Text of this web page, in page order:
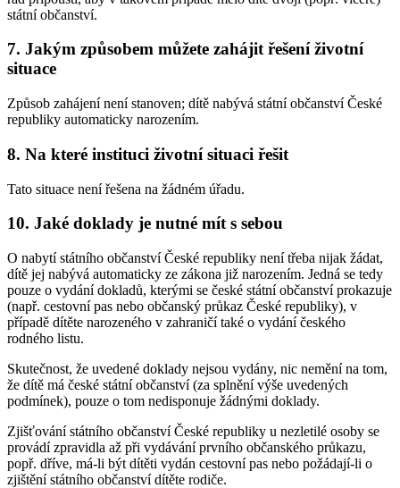
státní občanství.
7. Jakým způsobem můžete zahájit řešení životní
situace
Způsob zahájení není stanoven; dítě nabývá státní občanství České
republiky automaticky narozením.
8. Na které instituci životní situaci řešit
Tato situace není řešena na žádném úřadu.
10. Jaké doklady je nutné mít s sebou
O nabytí státního občanství České republiky není třeba nijak žádat,
dítě jej nabývá automaticky ze zákona již narozením. Jedná se tedy
pouze o vydání dokladů, kterými se české státní občanství prokazuje
(např. cestovní pas nebo občanský průkaz České republiky), v
případě dítěte narozeného v zahraničí také o vydání českého
rodného listu.
Skutečnost, že uvedené doklady nejsou vydány, nic nemění na tom,
že dítě má české státní občanství (za splnění výše uvedených
podmínek), pouze o tom nedisponuje žádnými doklady.
Zjišťování státního občanství České republiky u nezletilé osoby se
provádí zpravidla až při vydávání prvního občanského průkazu,
popř. dříve, má-li být dítěti vydán cestovní pas nebo požádají-li o
zjištění státního občanství dítěte rodiče.